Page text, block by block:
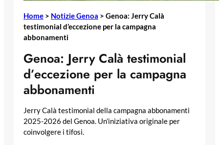
Home > Notizie Genoa > Genoa: Jerry Calà
testimonial d’eccezione per la campagna
abbonamenti
Genoa: Jerry Calà testimonial
d’eccezione per la campagna
abbonamenti
Jerry Calà testimonial della campagna abbonamenti
2025-2026 del Genoa. Un’iniziativa originale per
coinvolgere i tifosi.